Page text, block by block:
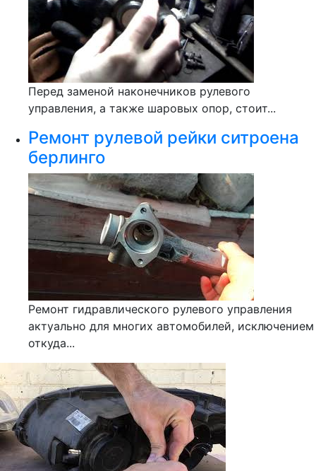
Перед заменой наконечников рулевого
управления, а также шаровых опор, стоит...
Ремонт рулевой рейки ситроена
берлинго
Ремонт гидравлического рулевого управления
актуально для многих автомобилей, исключением
откуда...